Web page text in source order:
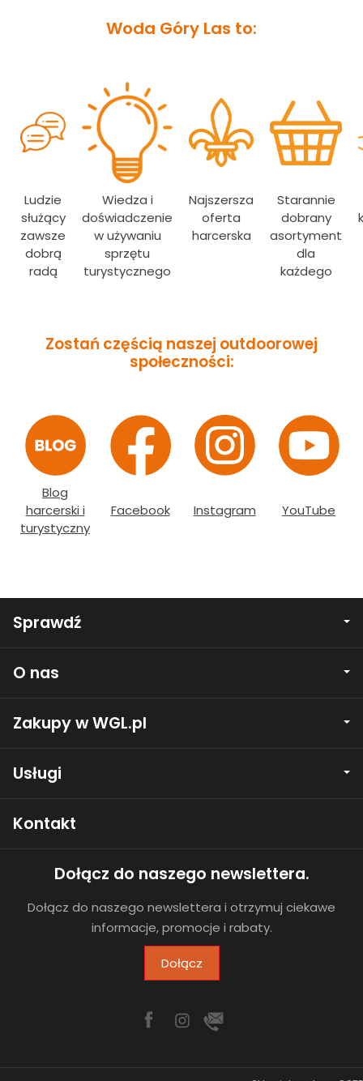
Woda Góry Las to:
Ludzie
służący
zawsze
dobrą
radą
Wiedza i
doświadczenie
w używaniu
sprzętu
turystycznego
Najszersza
oferta
harcerska
Starannie
dobrany
asortyment
dla
każdego
Zostań częścią naszej outdoorowej
społeczności:
Blog
harcerski i
turystyczny
Facebook Instagram YouTube
Sprawdź
O nas
Zakupy w WGL.pl
Usługi
Kontakt
Dołącz do naszego newslettera.
Dołącz do naszego newslettera i otrzymuj ciekawe
informacje, promocje i rabaty.
Dołącz